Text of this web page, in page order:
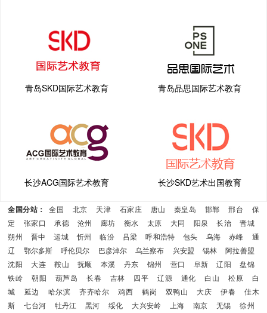
青岛SKD国际艺术教育 青岛品思国际艺术教育
长沙ACG国际艺术教育 长沙SKD艺术出国教育
全国分站： 全国 北京 天津 石家庄 唐山 秦皇岛 邯郸 邢台
保
定
张家口 承德 沧州 廊坊 衡水 太原 大同 阳泉 长治
晋城
朔州
晋中 运城 忻州 临汾 吕梁 呼和浩特 包头 乌海 赤峰
通
辽
鄂尔多斯 呼伦贝尔 巴彦淖尔 乌兰察布 兴安盟 锡林
阿拉善盟
沈阳
大连 鞍山 抚顺 本溪 丹东 锦州 营口 阜新 辽阳
盘锦
铁岭
朝阳 葫芦岛 长春 吉林 四平 辽源 通化 白山 松原
白
城
延边 哈尔滨 齐齐哈尔 鸡西 鹤岗 双鸭山 大庆 伊春
佳木
斯
七台河 牡丹江 黑河 绥化 大兴安岭 上海 南京 无锡
徐州